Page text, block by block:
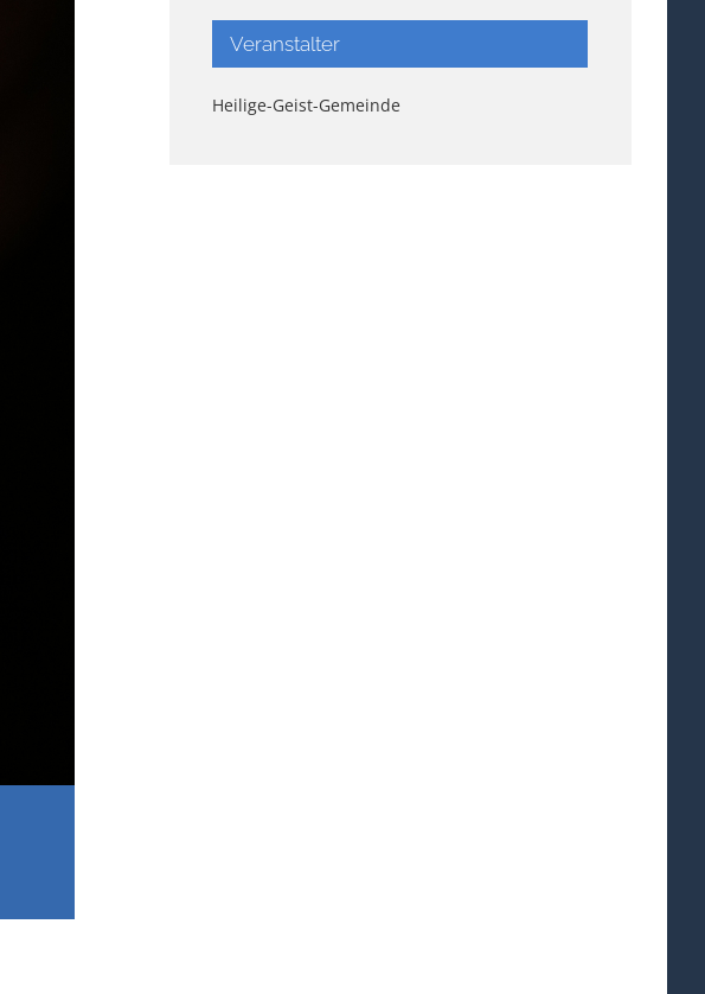
Veranstalter
Heilige-Geist-Gemeinde